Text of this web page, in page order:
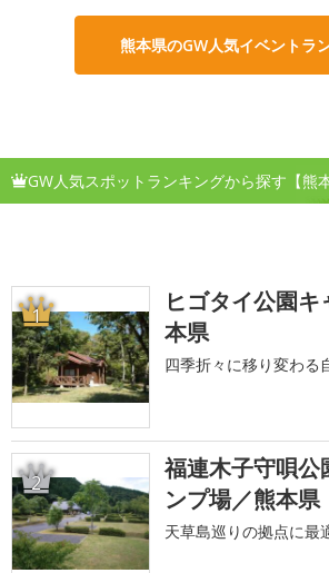
熊本県のGW人気イベントラ
GW人気スポットランキングから探す【熊本
1
ヒゴタイ公園
本県
四季折々に移り変わる
2
福連木子守唄公
ンプ場／熊本県
天草島巡りの拠点に最